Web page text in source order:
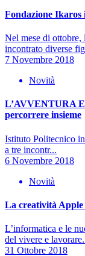
Fondazione Ikaros
Nel mese di ottobre,
incontrato diverse
7 Novembre 2018
Novità
L’AVVENTURA
percorrere insieme
Istituto Politecnico
a tre incontr...
6 Novembre 2018
Novità
La creatività Apple
L’informatica e le
del vivere e
31 Ottobre 2018